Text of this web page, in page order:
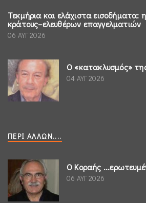
Τεκμήρια και ελάχιστα εισοδήματα:
κράτους–ελευθέρων επαγγελματιών
06 ΑΥΓ 2026
Ο «κατακλυσμός»
04 ΑΥΓ 2026
ΠΕΡΊ ΆΛΛΩΝ....
Ο Κοραής
06 ΑΥΓ 2026